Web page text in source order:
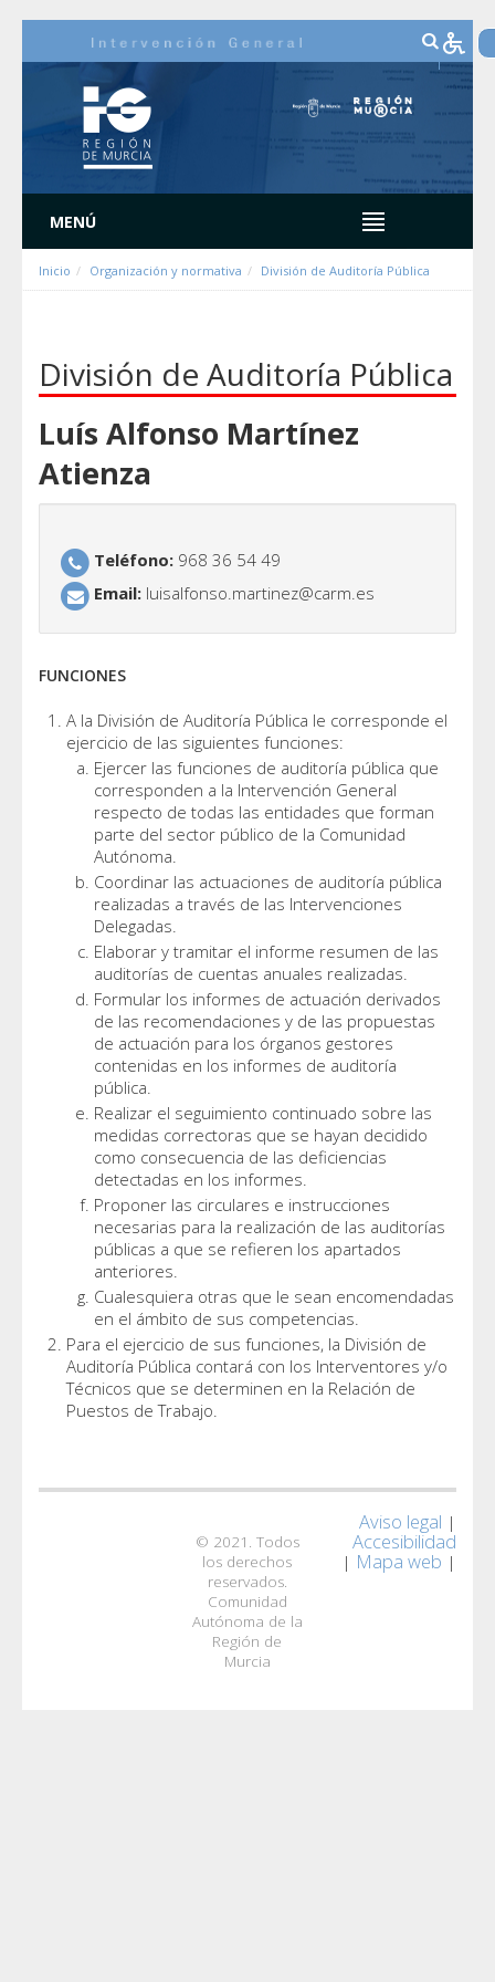
MENÚ
Inicio Organización y normativa División de Auditoría Pública
División de Auditoría Pública
Luís Alfonso Martínez
Atienza
Teléfono: 968 36 54 49
Email: luisalfonso.martinez@carm.es
FUNCIONES
A la División de Auditoría Pública le corresponde el
ejercicio de las siguientes funciones:
Ejercer las funciones de auditoría pública que
corresponden a la Intervención General
respecto de todas las entidades que forman
parte del sector público de la Comunidad
Autónoma.
Coordinar las actuaciones de auditoría pública
realizadas a través de las Intervenciones
Delegadas.
Elaborar y tramitar el informe resumen de las
auditorías de cuentas anuales realizadas.
Formular los informes de actuación derivados
de las recomendaciones y de las propuestas
de actuación para los órganos gestores
contenidas en los informes de auditoría
pública.
Realizar el seguimiento continuado sobre las
medidas correctoras que se hayan decidido
como consecuencia de las deficiencias
detectadas en los informes.
Proponer las circulares e instrucciones
necesarias para la realización de las auditorías
públicas a que se refieren los apartados
anteriores.
Cualesquiera otras que le sean encomendadas
en el ámbito de sus competencias.
Para el ejercicio de sus funciones, la División de
Auditoría Pública contará con los Interventores y/o
Técnicos que se determinen en la Relación de
Puestos de Trabajo.
© 2021. Todos
los derechos
reservados.
Comunidad
Autónoma de la
Región de
Murcia
Aviso legal |
Accesibilidad
| Mapa web |